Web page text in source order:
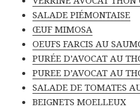
SALADE PIÉMONTAISE
ŒUF MIMOSA
OEUFS FARCIS AU
PURÉE D’AVOCAT AU
PUREE D’AVOCAT AU
SALADE DE TOMATES
BEIGNETS MOELLEUX